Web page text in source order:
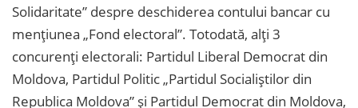
Solidaritate” despre deschiderea contului bancar cu
mențiunea „Fond electoral”. Totodată, alți 3
concurenți electorali: Partidul Liberal Democrat din
Moldova, Partidul Politic „Partidul Socialiștilor din
Republica Moldova” și Partidul Democrat din Moldova,